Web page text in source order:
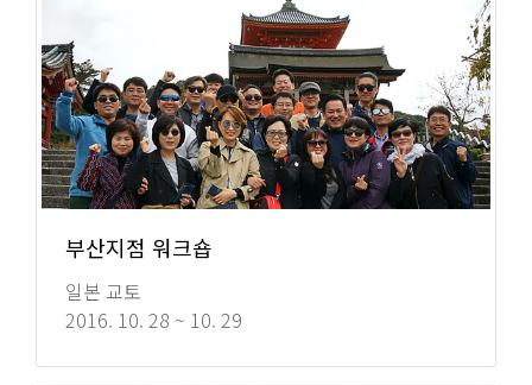
부산지점 워크숍
일본 교토
2016. 10. 28 ~ 10. 29